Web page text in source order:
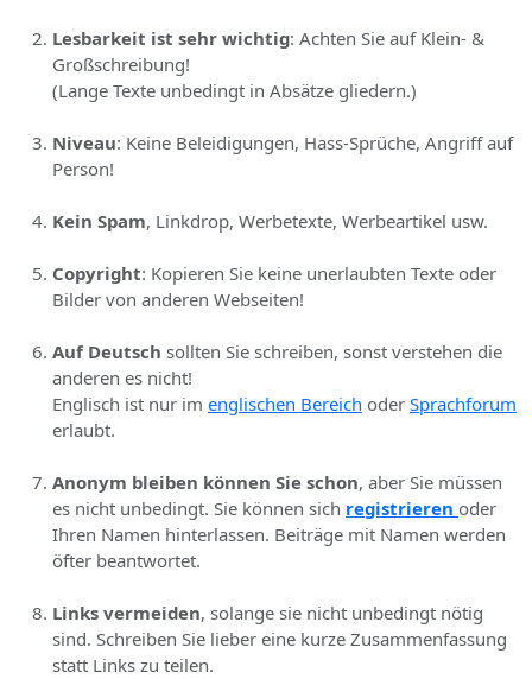
Lesbarkeit ist sehr wichtig: Achten Sie auf Klein- &
Großschreibung!
(Lange Texte unbedingt in Absätze gliedern.)
Niveau: Keine Beleidigungen, Hass-Sprüche, Angriff auf
Person!
Kein Spam, Linkdrop, Werbetexte, Werbeartikel usw.
Copyright: Kopieren Sie keine unerlaubten Texte oder
Bilder von anderen Webseiten!
Auf Deutsch sollten Sie schreiben, sonst verstehen die
anderen es nicht!
Englisch ist nur im englischen Bereich oder Sprachforum
erlaubt.
Anonym bleiben können Sie schon, aber Sie müssen
es nicht unbedingt. Sie können sich registrieren oder
Ihren Namen hinterlassen. Beiträge mit Namen werden
öfter beantwortet.
Links vermeiden, solange sie nicht unbedingt nötig
sind. Schreiben Sie lieber eine kurze Zusammenfassung
statt Links zu teilen.